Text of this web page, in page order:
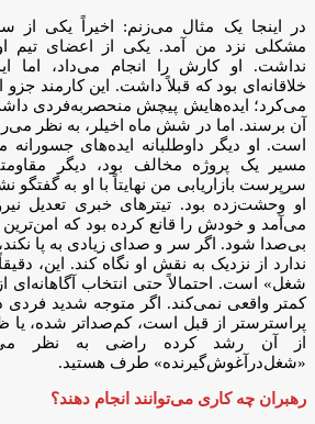
در اینجا یک مثال می‌زنم: اخیراً یکی از
مشکلی نزد من آمد. یکی از اعضای تیم
نداشت. او کارش را انجام می‌داد، اما
خلاقانه‌ای بود که قبلاً داشت. این کارمند
می‌کرد؛ ایده‌هایش پیچش منحصربه‌فردی داشت
آن برسند. اما در شش ماه اخیلر، به نظر
است. او دیگر داوطلبانه ایده‌های
مسیر یک پروژه مخالف بود، دیگر
سرپرست بازاریابی من نهایتاً با او به
او وحشت‌زده بود. تیترهای خبری تعدیل
می‌آمد و خودش را قانع کرده بود که
بی‌صدا شود. اگر سر و صدای زیادی به پا
ندارد از نزدیک به نقش او نگاه کند. این،
شغل» است. احتمالاً حتی انتخاب آگاهانه‌ای
کمتر واقعی نمی‌کند. اگر متوجه شدید
پراسترستر از قبل است، کم‌صداتر شده، یا
از آن رشد کرده راضی به نظر
«شغل‌درآغوش‌گیرنده» طرف هستید.
رهبران چه کاری می‌توانند انجام دهند؟